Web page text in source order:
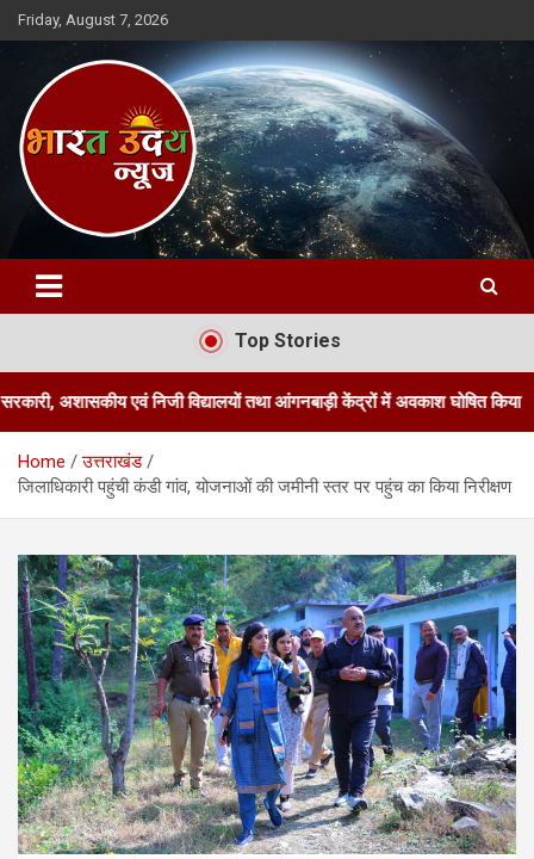
Skip
to
Friday, August 7, 2026
Bharat Uday News
Top Stories
एवं निजी विद्यालयों तथा आंगनबाड़ी केंद्रों में अवकाश घोषित किया
Home
उत्तराखंड
जिलाधिकारी पहुंची कंडी गांव, योजनाओं की जमीनी स्तर पर पहुंच का किया निरीक्षण